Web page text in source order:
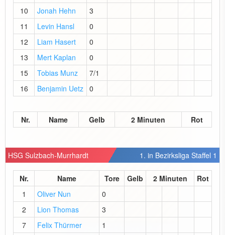
10 Jonah Hehn
3
11
Levin Hansl
0
12
Liam Hasert
0
13
Mert Kaplan
0
15
Tobias Munz
7/1
16
Benjamin Uetz 0
Nr. Name Gelb 2 Minuten Rot
HSG Sulzbach-Murrhardt 1. in Bezirksliga Staffel 1
Nr. Name Tore Gelb 2 Minuten
Rot
1
Oliver Nun
0
2
Lion Thomas
3
7
Felix Thürmer
1